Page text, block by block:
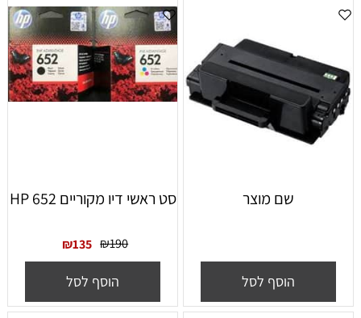
שם מוצר
הוסף לסל
סט ראשי דיו מקוריים HP 652
₪190
₪135
הוסף לסל